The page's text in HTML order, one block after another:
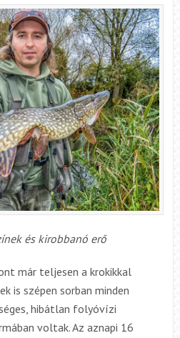
és kirobbanó erő
már teljesen a krokikkal
is szépen sorban minden
hibátlan folyóvízi
voltak. Az aznapi 16